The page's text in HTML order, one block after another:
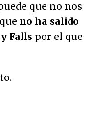
que no nos
no ha salido
Falls por el que